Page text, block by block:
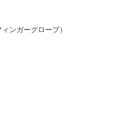
ンガーグローブ）